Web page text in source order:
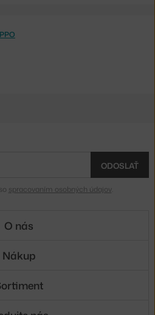
ODOSLAŤ
spracovaním osobných údajov.
O nás
Nákup